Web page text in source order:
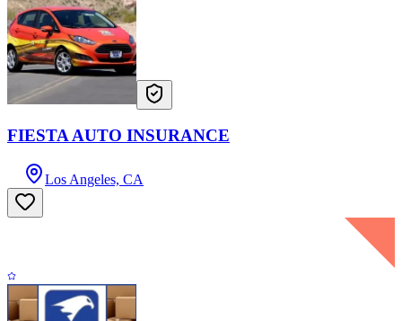
FIESTA AUTO INSURANCE
Los Angeles, CA